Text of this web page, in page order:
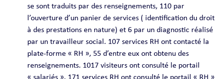
se sont traduits par des renseignements, 110 par
l’ouverture d’un panier de services ( identification du droit
à des prestations en nature) et 6 par un diagnostic réalisé
par un travailleur social. 107 services RH ont contacté la
plate-forme « RH », 55 d’entre eux ont obtenu des
renseignements. 1017 visiteurs ont consulté le portail
« salariés ». 171 services RH ont consulté le portail « RH »